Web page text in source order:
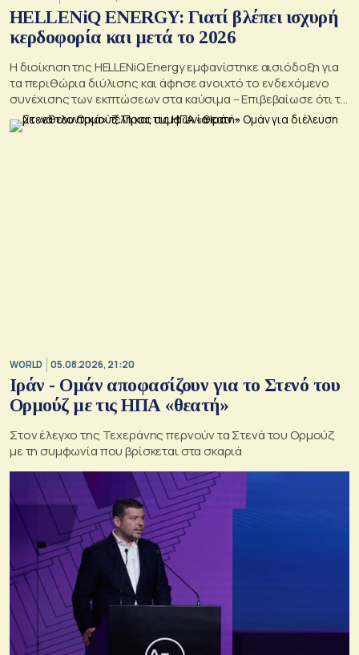
HELLENiQ ENERGY: Γιατί βλέπει ισχυρή
κερδοφορία και μετά το 2026
Η διοίκηση της HELLENiQ Energy εμφανίστηκε αισιόδοξη για
τα περιθώρια διύλισης και άφησε ανοιχτό το ενδεχόμενο
συνέχισης των εκπτώσεων στα καύσιμα – Επιβεβαίωσε ότι το
γεωτρύπανο θα μπει το 2027 στο Βόρειο Ιόνιο
WORLD 05.08.2026, 21:20
Ιράν - Ομάν αποφασίζουν για το Στενό του
Ορμούζ με τις ΗΠΑ «θεατή»
Στον έλεγχο της Τεχεράνης περνούν τα Στενά του Ορμούζ
με τη συμφωνία που βρίσκεται στα σκαριά